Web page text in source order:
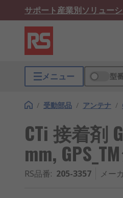
サポート産業別ソリュー
メニュー 型
/ 受動部品 / アンテナ /
CTi 接着剤
mm,
RS品番: 205-3357 メー